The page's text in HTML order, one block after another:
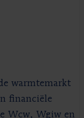
warmtemarkt
financiële
Wcw, Wgiw en